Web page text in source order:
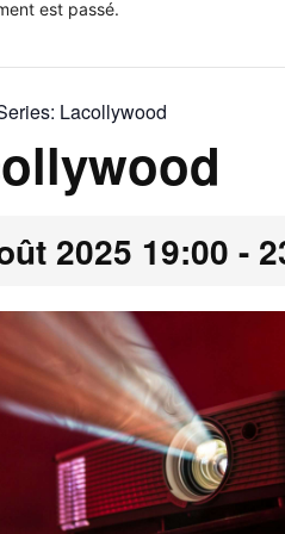
est passé.
Lacollywood
2025 19:00 -